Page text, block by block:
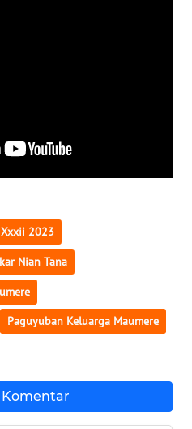
2023
Nian Tana
Paguyuban Keluarga Maumere
Komentar